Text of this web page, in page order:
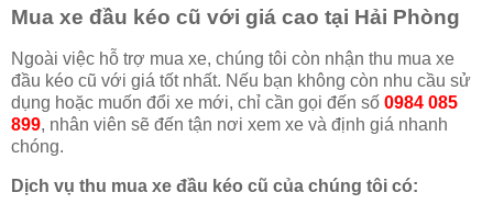
Mua xe đầu kéo cũ với giá cao tại Hải Phòng
Ngoài việc hỗ trợ mua xe, chúng tôi còn nhận thu mua xe
đầu kéo cũ với giá tốt nhất. Nếu bạn không còn nhu cầu sử
dụng hoặc muốn đổi xe mới, chỉ cần gọi đến số 0984 085
899, nhân viên sẽ đến tận nơi xem xe và định giá nhanh
chóng.
Dịch vụ thu mua xe đầu kéo cũ của chúng tôi có: